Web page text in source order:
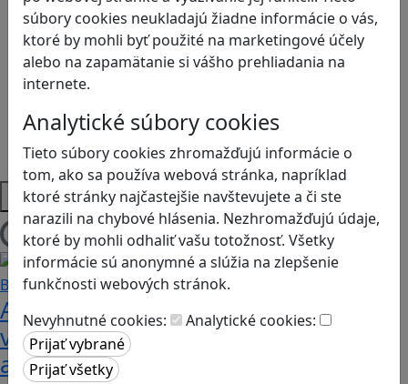
súbory cookies neukladajú žiadne informácie o vás,
ktoré by mohli byť použité na marketingové účely
alebo na zapamätanie si vášho prehliadania na
internete.
Analytické súbory cookies
Tieto súbory cookies zhromažďujú informácie o
tom, ako sa používa webová stránka, napríklad
ktoré stránky najčastejšie navštevujete a či ste
narazili na chybové hlásenia. Nezhromažďujú údaje,
ktoré by mohli odhaliť vašu totožnosť. Všetky
informácie sú anonymné a slúžia na zlepšenie
funkčnosti webových stránok.
Nevyhnutné cookies:
Analytické cookies:
Logické myslenie
Ľudské práva a tolerancia
Motorika a koncentrácia
Programovanie/Technika
Sociálne zručnosti a kooperácia
Strategické myslenie
Zdravie a pohyb
Platformy
Načítam blogy
Ako biele krvinky bojujú proti
vírusom a baktériám? Hra Bunky v
akcii je zábavnou lekciou o imunite